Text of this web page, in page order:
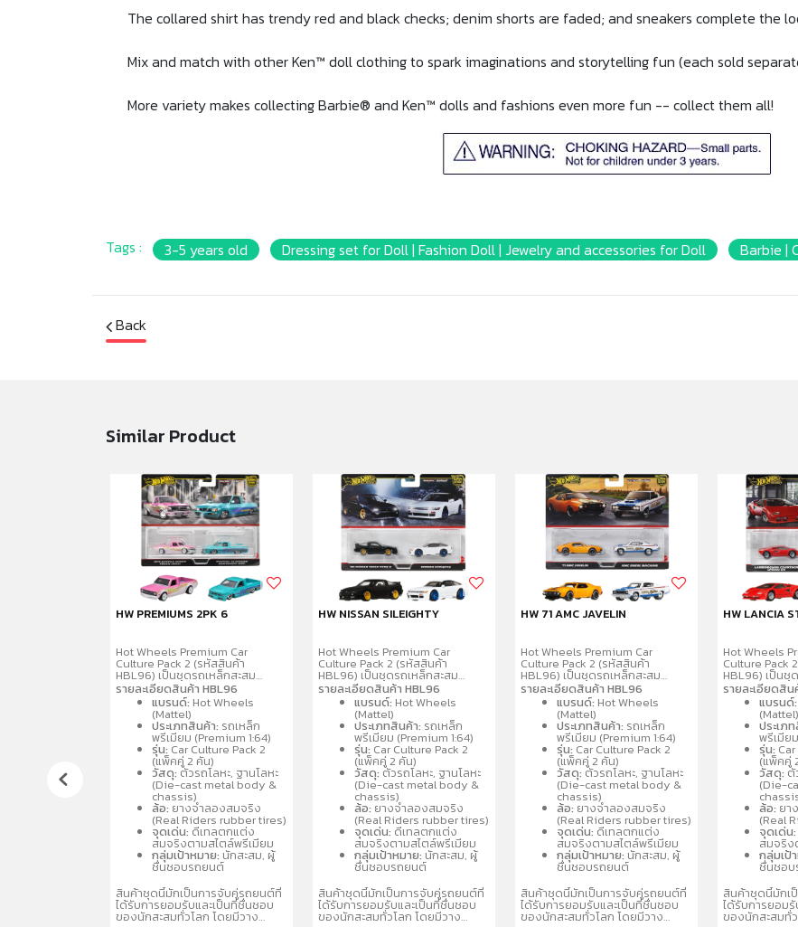
The collared shirt has trendy red and black checks; denim shorts are faded; and sneakers complete the
Mix and match with other Ken™ doll clothing to spark imaginations and storytelling fun (each sold
More variety makes collecting Barbie® and Ken™ dolls and fashions even more fun -- collect them all!
Tags : 3-5 years old Dressing set for Doll | Fashion Doll | Jewelry and accessories for Doll Barbie |
Back
Similar Product
HW PREMIUMS 2PK 6
Hot Wheels Premium Car
Culture Pack 2 (รหัสสินค้า
HBL96) เป็นชุดรถเหล็กสะสม
พรีเมียมขนาด 1:64 จำนวน 2 คันต่อ
แพ็ค โดดเด่นด้วยรายละเอียด
สมจริง ล้อจำลองยางจริง ตัวรถ
และฐานผลิตจากโลหะ
(Metal/Metal) คละแบบรถสปอร์ต
และรถแข่งที่เป็นที่นิยม เช่น
Porsche, Audi, Nissan เหมาะ
สำหรับนักสะสมอายุ 3 ปีขึ้นไป
รายละเอียดสินค้า HBL96
แบรนด์: Hot Wheels
(Mattel)
ประเภทสินค้า: รถเหล็ก
พรีเมียม (Premium 1:64)
รุ่น: Car Culture Pack 2
(แพ็คคู่ 2 คัน)
วัสดุ: ตัวรถโลหะ, ฐานโลหะ
(Die-cast metal body &
chassis)
ล้อ: ยางจำลองสมจริง
(Real Riders rubber tires)
จุดเด่น: ดีเทลตกแต่ง
สมจริงตามสไตล์พรีเมียม
กลุ่มเป้าหมาย: นักสะสม, ผู้
ชื่นชอบรถยนต์
สินค้าชุดนี้มักเป็นการจับคู่รถยนต์ที่
ได้รับการยอมรับและเป็นที่ชื่นชอบ
ของนักสะสมทั่วโลก โดยมีวาง
HW NISSAN SILEIGHTY
Hot Wheels Premium Car
Culture Pack 2 (รหัสสินค้า
HBL96) เป็นชุดรถเหล็กสะสม
พรีเมียมขนาด 1:64 จำนวน 2 คันต่อ
แพ็ค โดดเด่นด้วยรายละเอียด
สมจริง ล้อจำลองยางจริง ตัวรถ
และฐานผลิตจากโลหะ
(Metal/Metal) คละแบบรถสปอร์ต
และรถแข่งที่เป็นที่นิยม เช่น
Porsche, Audi, Nissan เหมาะ
สำหรับนักสะสมอายุ 3 ปีขึ้นไป
รายละเอียดสินค้า HBL96
แบรนด์: Hot Wheels
(Mattel)
ประเภทสินค้า: รถเหล็ก
พรีเมียม (Premium 1:64)
รุ่น: Car Culture Pack 2
(แพ็คคู่ 2 คัน)
วัสดุ: ตัวรถโลหะ, ฐานโลหะ
(Die-cast metal body &
chassis)
ล้อ: ยางจำลองสมจริง
(Real Riders rubber tires)
จุดเด่น: ดีเทลตกแต่ง
สมจริงตามสไตล์พรีเมียม
กลุ่มเป้าหมาย: นักสะสม, ผู้
ชื่นชอบรถยนต์
สินค้าชุดนี้มักเป็นการจับคู่รถยนต์ที่
ได้รับการยอมรับและเป็นที่ชื่นชอบ
ของนักสะสมทั่วโลก โดยมีวาง
HW 71 AMC JAVELIN
Hot Wheels Premium Car
Culture Pack 2 (รหัสสินค้า
HBL96) เป็นชุดรถเหล็กสะสม
พรีเมียมขนาด 1:64 จำนวน 2 คันต่อ
แพ็ค โดดเด่นด้วยรายละเอียด
สมจริง ล้อจำลองยางจริง ตัวรถ
และฐานผลิตจากโลหะ
(Metal/Metal) คละแบบรถสปอร์ต
และรถแข่งที่เป็นที่นิยม เช่น
Porsche, Audi, Nissan เหมาะ
สำหรับนักสะสมอายุ 3 ปีขึ้นไป
รายละเอียดสินค้า HBL96
แบรนด์: Hot Wheels
(Mattel)
ประเภทสินค้า: รถเหล็ก
พรีเมียม (Premium 1:64)
รุ่น: Car Culture Pack 2
(แพ็คคู่ 2 คัน)
วัสดุ: ตัวรถโลหะ, ฐานโลหะ
(Die-cast metal body &
chassis)
ล้อ: ยางจำลองสมจริง
(Real Riders rubber tires)
จุดเด่น: ดีเทลตกแต่ง
สมจริงตามสไตล์พรีเมียม
กลุ่มเป้าหมาย: นักสะสม, ผู้
ชื่นชอบรถยนต์
สินค้าชุดนี้มักเป็นการจับคู่รถยนต์ที่
ได้รับการยอมรับและเป็นที่ชื่นชอบ
ของนักสะสมทั่วโลก โดยมีวาง
HW LANCIA
Hot Wheels
Culture Pack
HBL96) เป็นชุ
พรีเมียมขนาด
แพ็ค โดดเด่น
สมจริง ล้อจำ
และฐานผลิตจ
(Metal/
และรถแข่งที่เ
Porsche,
สำหรับนักสะส
รายละเอียดสิน
แบรนด์:
(Mattel)
ประเภ
พรีเมีย
รุ่น:
(แพ็คคู่
วัสดุ: ตั
(Die-
ล้อ: ยา
(Real
จุดเด่น:
สมจริง
กลุ่มเป้
ชื่นชอ
สินค้าชุดนี้มักเ
ได้รับการยอม
ของนักสะสมทั่